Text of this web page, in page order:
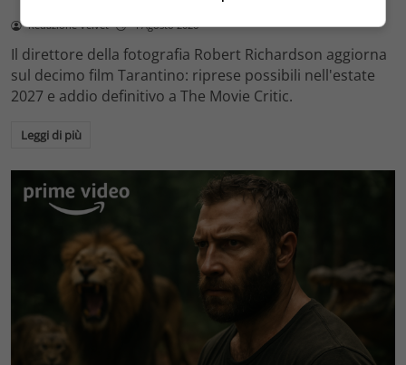
Redazione Velvet 4 Agosto 2026
Il direttore della fotografia Robert Richardson aggiorna
sul decimo film Tarantino: riprese possibili nell'estate
2027 e addio definitivo a The Movie Critic.
Leggi di più